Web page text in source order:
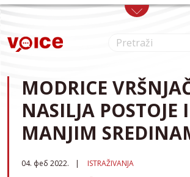
Skip to main content
MODRICE
NASILJA POSTOJE
MANJIM
04. феб 2022.
ISTRAŽIVANJA